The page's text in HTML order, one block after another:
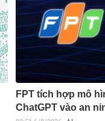
FPT tích hợp mô
ChatGPT vào an